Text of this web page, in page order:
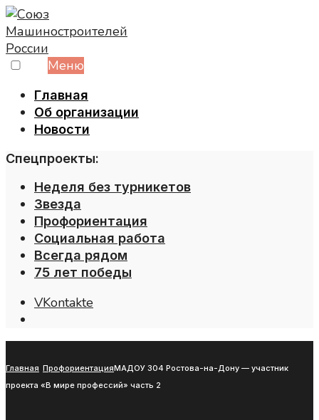
Skip
to
content
Меню
Главная
Об организации
Новости
Спецпроекты:
Неделя без турникетов
Звезда
Профориентация
Социальная работа
Всегда рядом
75 лет победы
VKontakte
Главная ПрофориентацияМАДОУ 304 Ростова-на-Дону — участник
проекта «В мире профессий» часть 2